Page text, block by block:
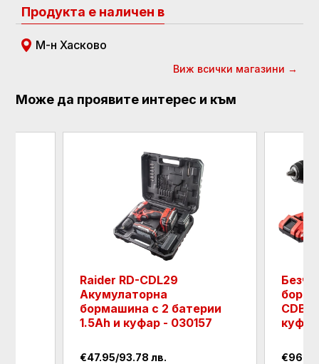
Продукта е наличен в
М-н Хасково
Виж всички магазини →
Може да проявите интерес и към
Raider RD-CDL29
Акумулаторна
бормашина с 2 батерии
1.5Ah и куфар - 030157
€47.95/93.78 лв.
куфар